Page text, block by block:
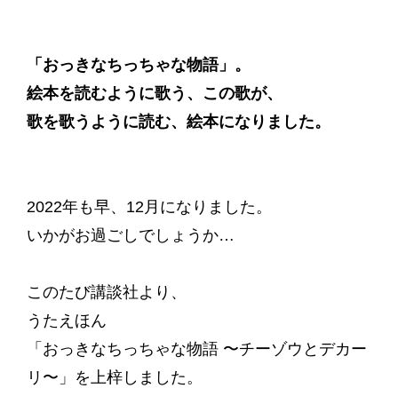
「おっきなちっちゃな物語」。
絵本を読むように歌う、この歌が、
歌を歌うように読む、絵本になりました。
2022年も早、12月になりました。
いかがお過ごしでしょうか…
このたび講談社より、
うたえほん
「おっきなちっちゃな物語 〜チーゾウとデカー
リ〜」を上梓しました。